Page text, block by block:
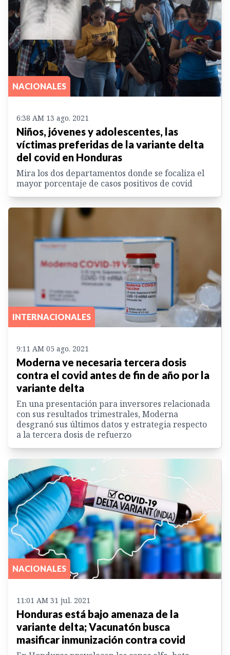
NACIONALES
6:38 AM 13 ago. 2021
Niños, jóvenes y adolescentes, las
víctimas preferidas de la variante delta
del covid en Honduras
Mira los dos departamentos donde se focaliza el
mayor porcentaje de casos positivos de covid
INTERNACIONALES
9:11 AM 05 ago. 2021
Moderna ve necesaria tercera dosis
contra el covid antes de fin de año por la
variante delta
En una presentación para inversores relacionada
con sus resultados trimestrales, Moderna
desgranó sus últimos datos y estrategia respecto
a la tercera dosis de refuerzo
NACIONALES
11:01 AM 31 jul. 2021
Honduras está bajo amenaza de la
variante delta; Vacunatón busca
masificar inmunización contra covid